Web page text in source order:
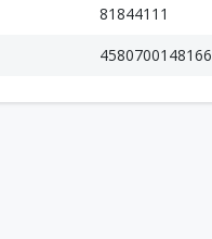
81844111
4580700148166